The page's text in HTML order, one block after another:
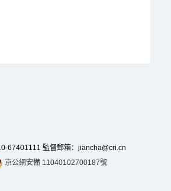
67401111 監督郵箱：jiancha@cri.cn
京公網安備 11040102700187號